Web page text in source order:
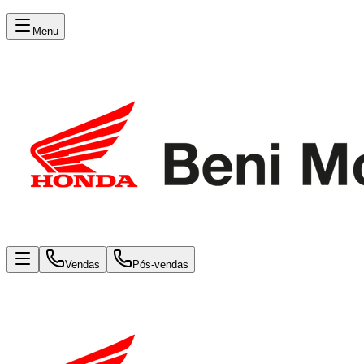
Menu
Vendas Pós-vendas